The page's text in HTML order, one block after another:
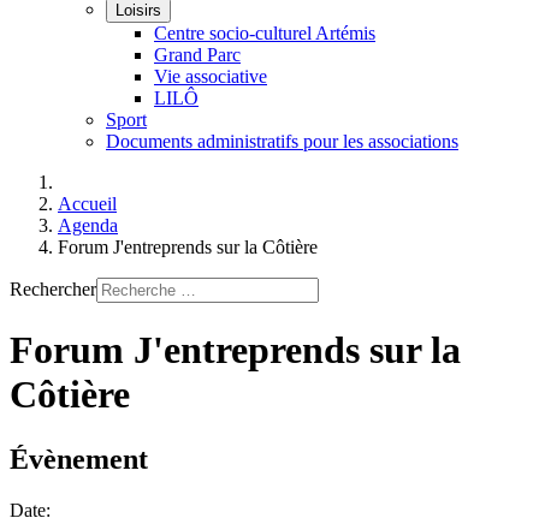
Loisirs
Centre socio-culturel Artémis
Grand Parc
Vie associative
LILÔ
Sport
Documents administratifs pour les associations
Accueil
Agenda
Forum J'entreprends sur la Côtière
Rechercher
Forum J'entreprends sur la
Côtière
Évènement
Date: